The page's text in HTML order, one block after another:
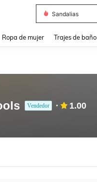
Sandalias
Ropa de mujer Trajes de baño
Vendedor 1.00